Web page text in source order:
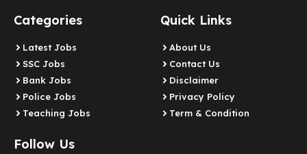
Categories
Latest Jobs
SSC Jobs
Bank Jobs
Police Jobs
Teaching Jobs
Quick Links
About Us
Contact Us
Disclaimer
Privacy Policy
Term & Condition
Follow Us